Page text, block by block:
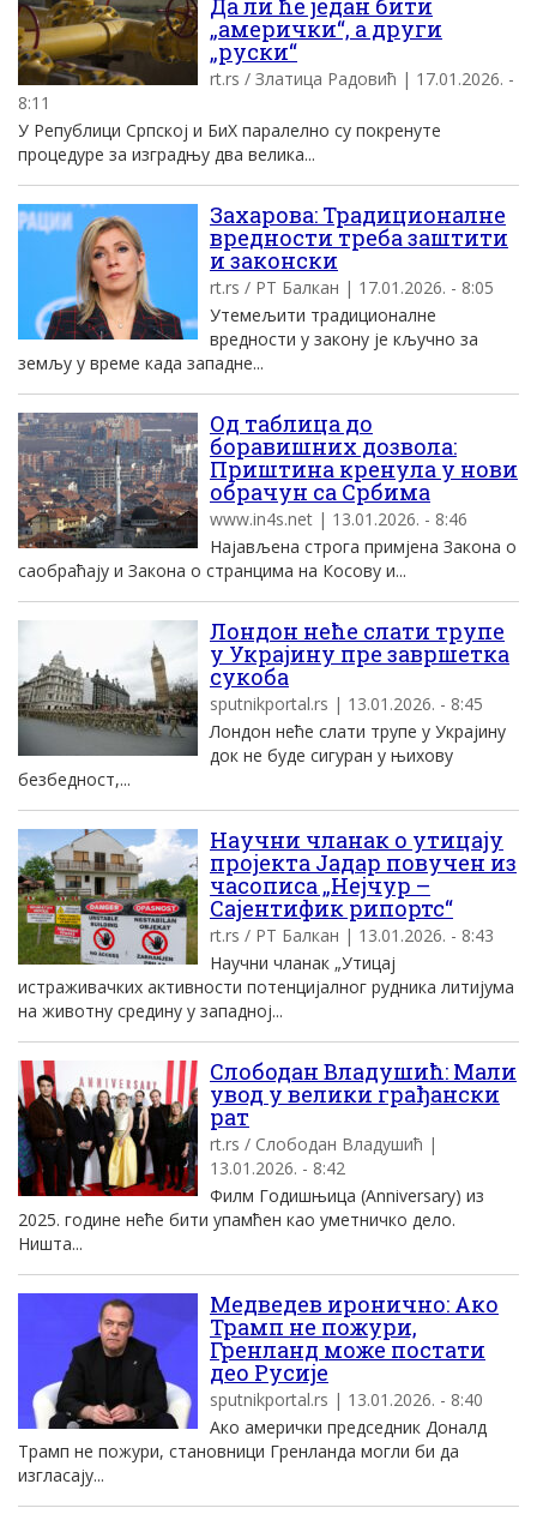
Да ли ће један бити
„амерички“, а други
„руски“
rt.rs / Златица Радовић | 17.01.2026. -
8:11
У Републици Српској и БиХ паралелно су покренуте
процедуре за изградњу два велика...
Захарова: Традиционалне
вредности треба заштити
и законски
rt.rs / РТ Балкан | 17.01.2026. - 8:05
Утемељити традиционалне
вредности у закону је кључно за
земљу у време када западне...
Од таблица до
боравишних дозвола:
Приштина кренула у нови
обрачун са Србима
www.in4s.net | 13.01.2026. - 8:46
Најављена строга примјена Закона о
саобраћају и Закона о странцима на Косову и...
Лондон неће слати трупе
у Украјину пре завршетка
сукоба
sputnikportal.rs | 13.01.2026. - 8:45
Лондон неће слати трупе у Украјину
док не буде сигуран у њихову
безбедност,...
Научни чланак о утицају
пројекта Јадар повучен из
часописа „Нејчур –
Сајентифик рипортс“
rt.rs / РТ Балкан | 13.01.2026. - 8:43
Научни чланак „Утицај
истраживачких активности потенцијалног рудника литијума
на животну средину у западној...
Слободан Владушић: Мали
увод у велики грађански
рат
rt.rs / Слободан Владушић |
13.01.2026. - 8:42
Филм Годишњица (Anniversary) из
2025. године неће бити упамћен као уметничко дело.
Ништа...
Медведев иронично: Ако
Трамп не пожури,
Гренланд може постати
део Русије
sputnikportal.rs | 13.01.2026. - 8:40
Ако амерички председник Доналд
Трамп не пожури, становници Гренланда могли би да
изгласају...